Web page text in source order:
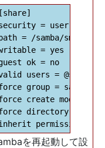
[share]
= user
= /samba/smbshare
= yes
ok = no
users =
group =
create mode =
directory mode =
を再起動して設